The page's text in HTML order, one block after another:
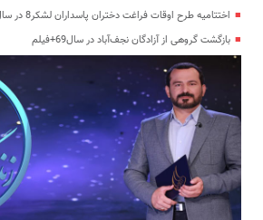
اختتامیه طرح اوقات فراغت دختران پاسداران لشکر8 در سال 78+ فیلم
بازگشت گروهی از آزادگان نجف‌آباد در سال69+فیلم